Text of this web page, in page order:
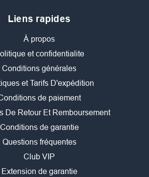
Liens rapides
À propos
et confidentialite
Conditions générales
et Tarifs D'expédition
de paiement
De Retour Et Remboursement
Conditions de garantie
Questions fréquentes
Club VIP
Extension de garantie